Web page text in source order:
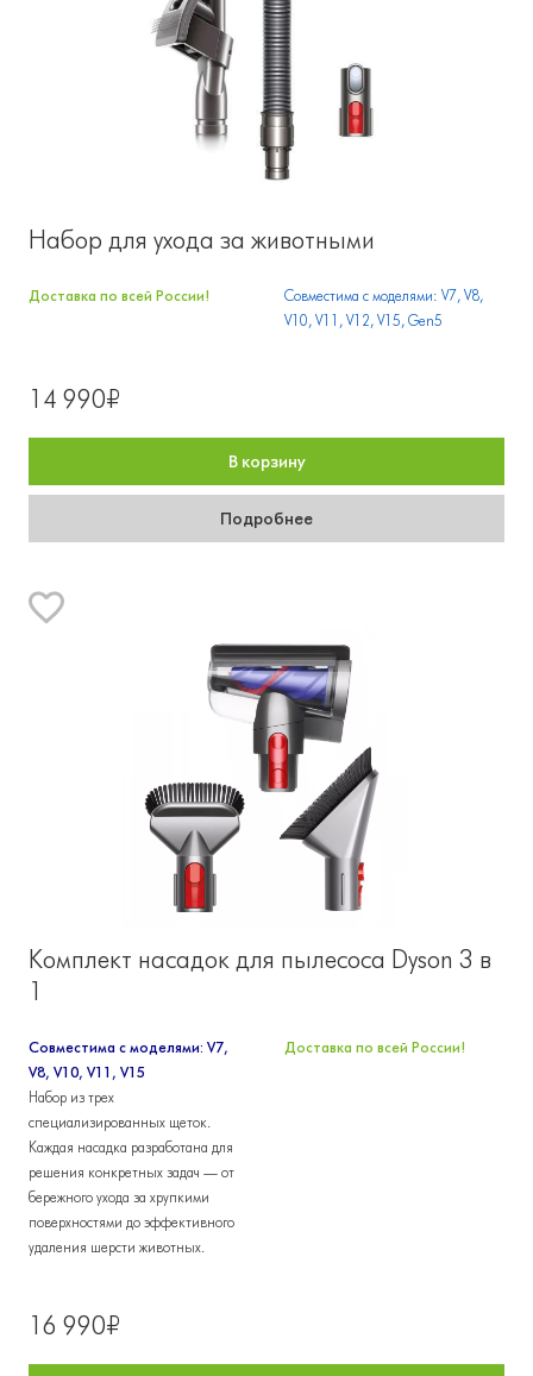
Набор для ухода за животными
Доставка по всей России!
Совместима с моделями: V7, V8,
V10, V11, V12, V15, Gen5
14 990₽
В корзину
Подробнее
Комплект насадок для пылесоса Dyson 3 в
1
Совместима с моделями: V7,
V8, V10, V11, V15
Набор из трех
специализированных щеток.
Каждая насадка разработана для
решения конкретных задач — от
бережного ухода за хрупкими
поверхностями до эффективного
удаления шерсти животных.
Доставка по всей России!
16 990₽